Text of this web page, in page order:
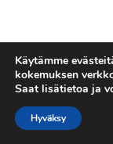
Käytämme
kokemuksen
Saat lisätietoa ja
Hyväksy